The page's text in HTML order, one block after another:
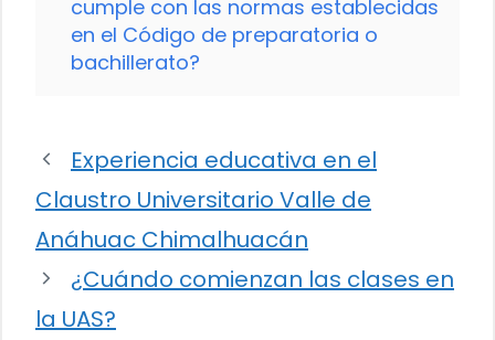
cumple con las normas establecidas
en el Código de preparatoria o
bachillerato?
Experiencia educativa en el
Claustro Universitario Valle de
Anáhuac Chimalhuacán
¿Cuándo comienzan las clases en
la UAS?